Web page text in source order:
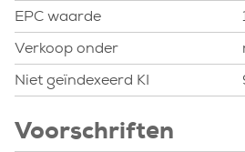
EPC waarde
Verkoop onder
Niet geïndexeerd KI
Voorschriften